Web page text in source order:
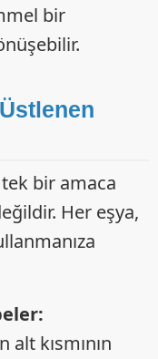
bir
bir amaca
Her eşya,
kısmının